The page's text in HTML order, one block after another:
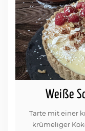
Weiße
Tarte mit einer
krümeliger